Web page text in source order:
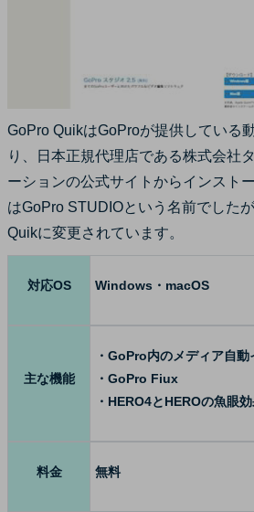
GoPro QuikはGoProが提供している
り、日本正規代理店である株式会社
ーションの公式サイトからインスト
はGoPro STUDIOという名前でした
Quikに変更されています。
対応OS Windows・macOS
主な機能
・GoPro内のメディア自
・GoPro Fiux
・HERO4とHEROの魚眼
料金 無料